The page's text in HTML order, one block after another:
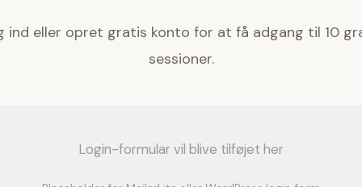
ind eller opret gratis konto for at få adgang til 10
sessioner.
Login-formular vil blive tilføjet her